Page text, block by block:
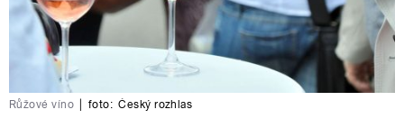
Růžové víno foto: Český rozhlas